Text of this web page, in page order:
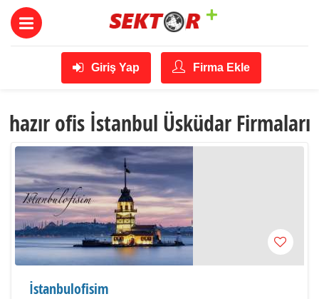
Giriş Yap Firma Ekle
hazır ofis İstanbul Üsküdar Firmaları
İstanbulofisim